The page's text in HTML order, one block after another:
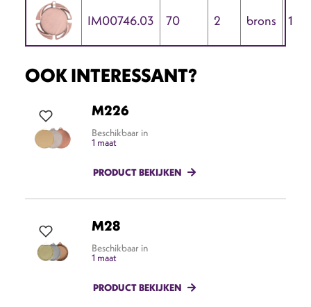
IM00746.03 70 2 brons 1
OOK INTERESSANT?
M226
Beschikbaar in
1 maat
PRODUCT BEKIJKEN
M28
Beschikbaar in
1 maat
PRODUCT BEKIJKEN